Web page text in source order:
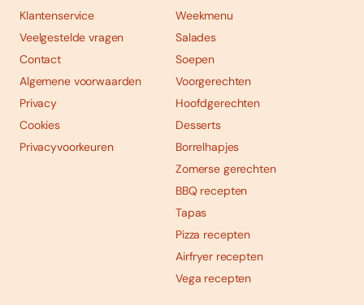
Klantenservice
Veelgestelde vragen
Contact
Algemene voorwaarden
Privacy
Cookies
Privacyvoorkeuren
Weekmenu
Salades
Soepen
Voorgerechten
Hoofdgerechten
Desserts
Borrelhapjes
Zomerse gerechten
BBQ recepten
Tapas
Pizza recepten
Airfryer recepten
Vega recepten